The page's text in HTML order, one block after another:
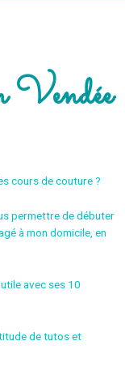
Vendée
cours de couture ?
permettre de débuter
à mon domicile, en
avec ses 10
de tutos et